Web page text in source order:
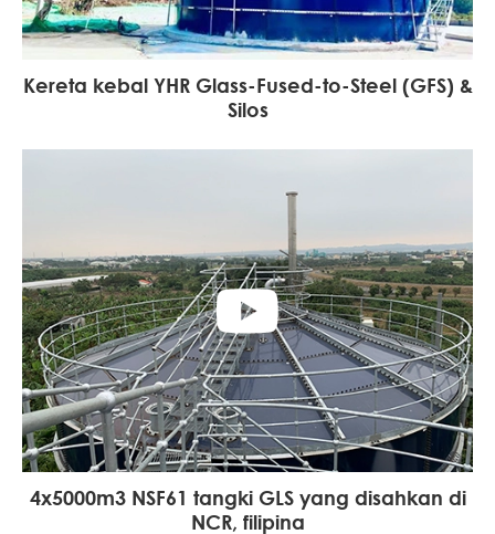
Kereta kebal YHR Glass-Fused-to-Steel (GFS) &
Silos

4x5000m3 NSF61 tangki GLS yang disahkan di
NCR, filipina